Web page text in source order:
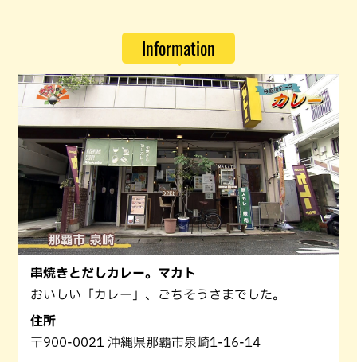
Information
串焼きとだしカレー。マカト
おいしい「カレー」、ごちそうさまでした。
住所
〒900-0021 沖縄県那覇市泉崎1-16-14